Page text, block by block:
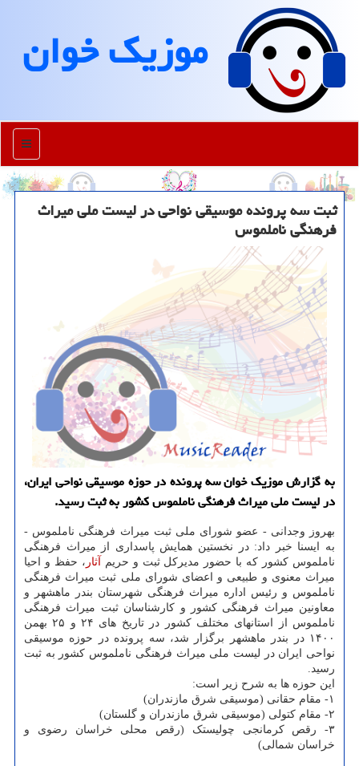
موزیك خوان
منو
ثبت سه پرونده موسیقی نواحی در لیست ملی میراث
فرهنگی ناملموس
به گزارش موزیک خوان سه پرونده در حوزه موسیقی نواحی ایران،
در لیست ملی میراث فرهنگی ناملموس کشور به ثبت رسید.
بهروز وجدانی - عضو شورای ملی ثبت میراث فرهنگی ناملموس -
به ایسنا خبر داد: در نخستین همایش پاسداری از میراث فرهنگی
ناملموس کشور که با حضور مدیرکل ثبت و حریم
آثار ، حفظ و احیا
میراث معنوی و طبیعی و اعضای شورای ملی ثبت میراث فرهنگی
ناملموس و رئیس اداره میراث فرهنگی شهرستان بندر ماهشهر و
معاونین میراث فرهنگی کشور و کارشناسان ثبت میراث فرهنگی
ناملموس از استانهای مختلف کشور در تاریخ های ۲۴ و ۲۵ بهمن
۱۴۰۰ در بندر ماهشهر برگزار شد، سه پرونده در حوزه موسیقی
نواحی ایران در لیست ملی میراث فرهنگی ناملموس کشور به ثبت
رسید.
این حوزه ها به شرح زیر است:
۱- مقام حقانی (موسیقی شرق مازندران)
۲- مقام کتولی (موسیقی شرق مازندران و گلستان)
۳- رقص کرمانجی چولیستک (رقص محلی خراسان رضوی و
خراسان شمالی)